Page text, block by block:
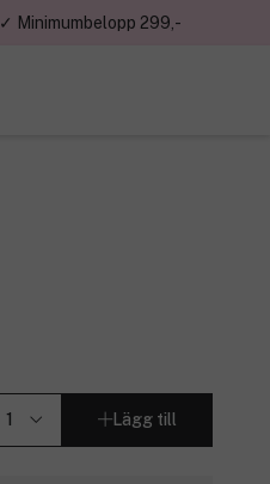
✓ Minimumbelopp 299,-
Lägg till